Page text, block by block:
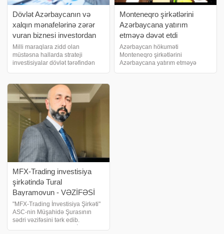
Dövlət Azərbaycanın və
xalqın mənafelərinə zərər
vuran biznesi investordan
alacaq
Milli maraqlara zidd olan
müstəsna hallarda strateji
investisiyalar dövlət tərəfindən
Milli Məclisin bu gün keçirilən
iclasında müzakirəyə çıxarılan
"İnvestisiy
Monteneqro şirkətlərini
Azərbaycana yatırım
etməyə dəvət etdi
Azərbaycan hökuməti
Monteneqro şirkətlərini
Azərbaycana yatırım etməyə
MFX-Trading investisiya
şirkətində Tural
Bayramovun - VƏZİFƏSİ
AŞAĞI SALINDI
"MFX-Trading İnvestisiya Şirkəti"
ASC-nin Müşahidə Şurasının
sədri vəzifəsini tərk edib.